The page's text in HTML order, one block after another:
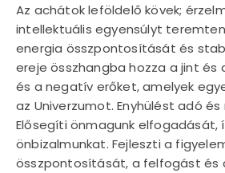
Az achátok leföldelő kövek;
intellektuális egyensúlyt
energia összpontosítását és
ereje összhangba hozza a jint és
és a negatív erőket, amelyek
az Univerzumot. Enyhülést adó
Elősegíti önmagunk elfogadását,
önbizalmunkat. Fejleszti a
összpontosítását, a felfogást és